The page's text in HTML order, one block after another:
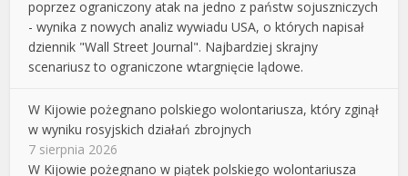
poprzez ograniczony atak na jedno z państw sojuszniczych
- wynika z nowych analiz wywiadu USA, o których napisał
dziennik "Wall Street Journal". Najbardziej skrajny
scenariusz to ograniczone wtargnięcie lądowe.
W Kijowie pożegnano polskiego wolontariusza, który zginął
w wyniku rosyjskich działań zbrojnych
7 sierpnia 2026
W Kijowie pożegnano w piątek polskiego wolontariusza